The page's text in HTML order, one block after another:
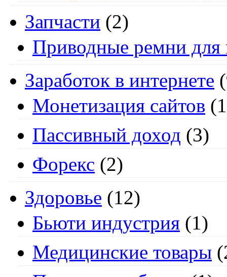
Запчасти (2)
Приводные ремни для
Заработок в интернете
Монетизация сайтов
Пассивный доход (3)
Форекс (2)
Здоровье (12)
Бьюти индустрия (1)
Медицинские товары